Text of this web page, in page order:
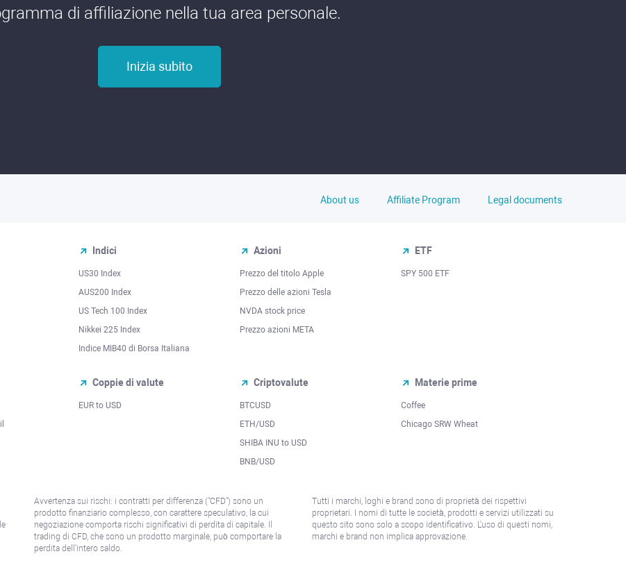
di affiliazione nella tua area personale.
Inizia subito
About us Affiliate Program Legal documents
Indici
US30 Index
AUS200 Index
US Tech 100 Index
Nikkei 225 Index
Indice MIB40 di Borsa Italiana
Azioni
Prezzo del titolo Apple
Prezzo delle azioni Tesla
NVDA stock price
Prezzo azioni META
ETF
SPY 500 ETF
Coppie di valute
EUR to USD
Criptovalute
BTCUSD
ETH/USD
SHIBA INU to USD
BNB/USD
Materie prime
Coffee
Chicago SRW Wheat
Avvertenza sui rischi: i contratti per differenza ("CFD") sono un
prodotto finanziario complesso, con carattere speculativo, la cui
negoziazione comporta rischi significativi di perdita di capitale. Il
trading di CFD, che sono un prodotto marginale, può comportare la
perdita dell'intero saldo.
Tutti i marchi, loghi e brand sono di proprietà dei rispettivi
proprietari. I nomi di tutte le società, prodotti e servizi utilizzati su
questo sito sono solo a scopo identificativo. L'uso di questi nomi,
marchi e brand non implica approvazione.